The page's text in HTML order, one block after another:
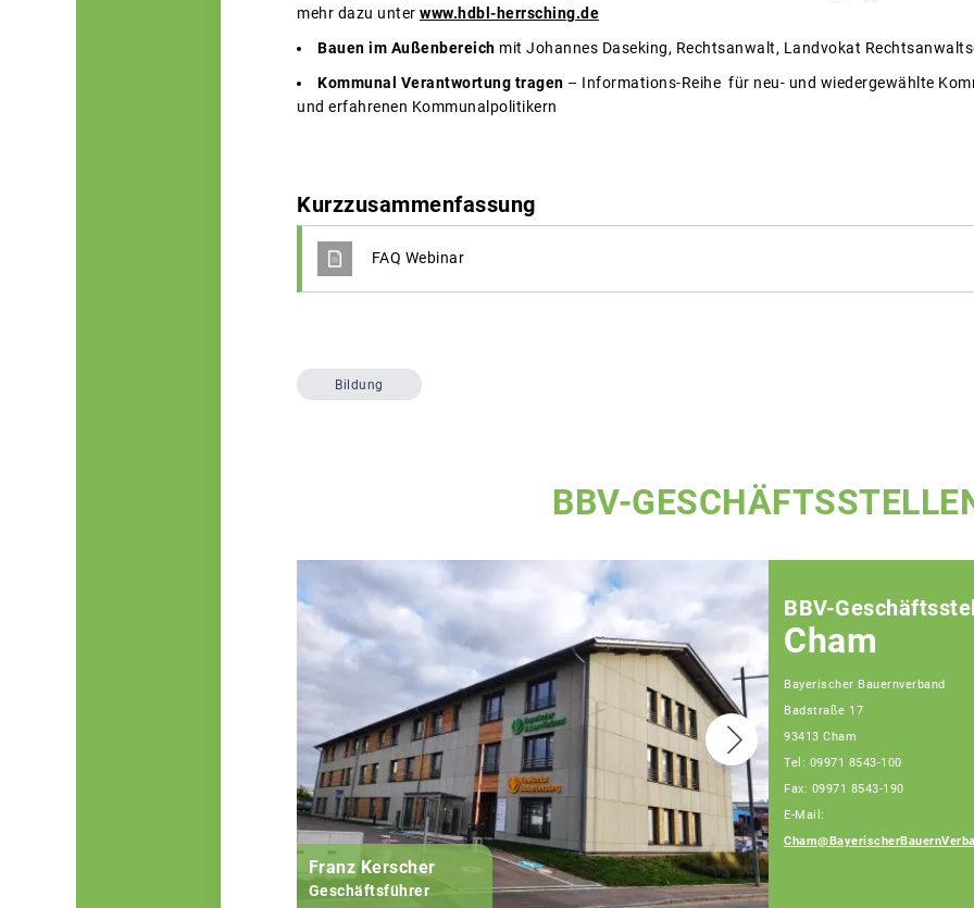
mehr dazu unter www.hdbl-herrsching.de
Bauen im Außenbereich mit Johannes Daseking, Rechtsanwalt, Landvokat
Kommunal Verantwortung tragen – Informations-Reihe für neu- und wiedergewählte
und erfahrenen Kommunalpolitikern
Kurzzusammenfassung
FAQ Webinar
Bildung
BBV-
Franz Kerscher
Geschäftsführer
BBV-
Cham
Bayerischer Bauernverband
Badstraße 17
93413 Cham
Tel: 09971 8543-100
Fax: 09971 8543-190
E-Mail: